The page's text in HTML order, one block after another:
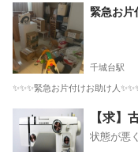
千葉 市原市 上総村上
緊急お片
千城台駅
✨✨✨緊急お片付けお助け人
千葉 千葉市 千城台駅
【求】
状態が悪